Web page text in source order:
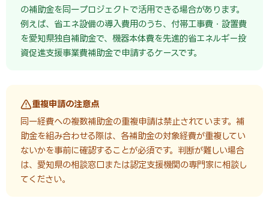
の補助金を同一プロジェクトで活用できる場合があります。
例えば、省エネ設備の導入費用のうち、付帯工事費・設置費
を愛知県独自補助金で、機器本体費を先進的省エネルギー投
資促進支援事業費補助金で申請するケースです。
重複申請の注意点
同一経費への複数補助金の重複申請は禁止されています。補
助金を組み合わせる際は、各補助金の対象経費が重複してい
ないかを事前に確認することが必須です。判断が難しい場合
は、愛知県の相談窓口または認定支援機関の専門家に相談し
てください。